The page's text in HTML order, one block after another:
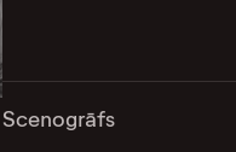
Scenogrāfs